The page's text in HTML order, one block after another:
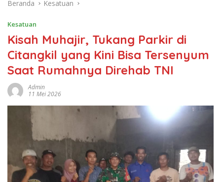
Beranda Kesatuan
Kesatuan
Kisah Muhajir, Tukang Parkir di
Citangkil yang Kini Bisa Tersenyum
Saat Rumahnya Direhab TNI
Admin
11 Mei 2026